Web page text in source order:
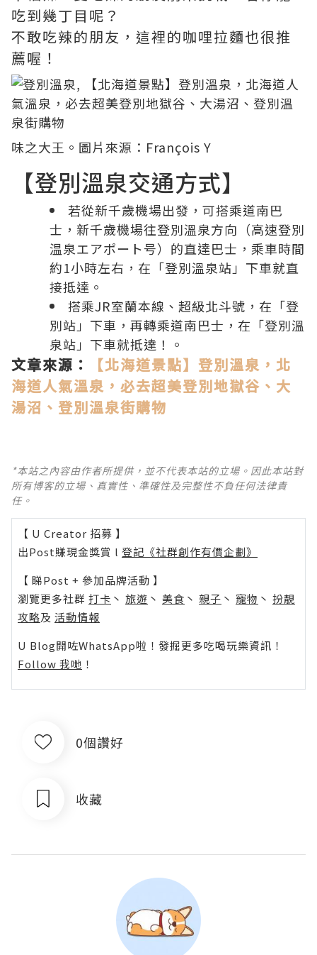
吃到幾丁目呢？
不敢吃辣的朋友，這裡的咖哩拉麵也很推
薦喔！
味之大王。圖片來源： François Y
【登別溫泉交通方式】
若從新千歲機場出發，可搭乘道南巴
士，新千歲機場往登別溫泉方向（高速登別
温泉エアポート号）的直達巴士，乘車時間
約1小時左右，在「登別溫泉站」下車就直
接抵達。
搭乘JR室蘭本線、超級北斗號，在「登
別站」下車，再轉乘道南巴士，在「登別溫
泉站」下車就抵達！。
文章來源：
【北海道景點】登別溫泉，北
海道人氣溫泉，必去超美登別地獄谷、大
湯沼、登別溫泉街購物
*本站之內容由作者所提供，並不代表本站的立場。因此本站對
所有博客的立場、真實性、準確性及完整性不負任何法律責
任。
【 U Creator 招募 】
出Post賺現金獎賞 l 登記《社群創作有價企劃》
【 睇Post + 參加品牌活動 】
瀏覽更多社群 打卡 丶 旅遊 丶 美食 丶 親子 丶 寵物 丶 扮靚
攻略及 活動情報
U Blog開咗WhatsApp啦！發掘更多吃喝玩樂資訊！
Follow 我哋 ！
0個讚好
收藏